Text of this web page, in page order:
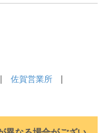
佐賀営業所|